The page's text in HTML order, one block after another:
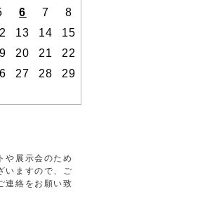
6 7
8
13 14
15
20 21
22
27 28
29
や展示会のため
いますので、ご
連絡をお願い致